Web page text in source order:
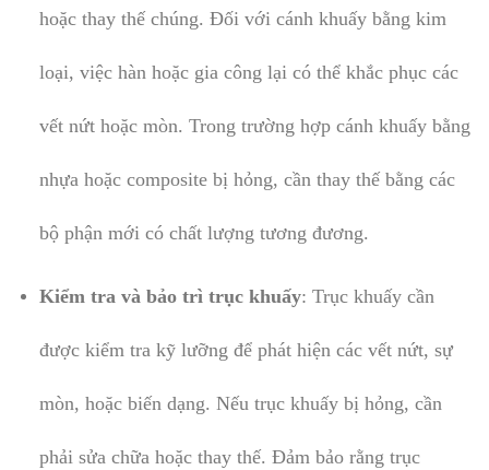
hoặc thay thế chúng. Đối với cánh khuấy bằng kim
loại, việc hàn hoặc gia công lại có thể khắc phục các
vết nứt hoặc mòn. Trong trường hợp cánh khuấy bằng
nhựa hoặc composite bị hỏng, cần thay thế bằng các
bộ phận mới có chất lượng tương đương.
Kiểm tra và bảo trì trục khuấy: Trục khuấy cần
được kiểm tra kỹ lưỡng để phát hiện các vết nứt, sự
mòn, hoặc biến dạng. Nếu trục khuấy bị hỏng, cần
phải sửa chữa hoặc thay thế. Đảm bảo rằng trục